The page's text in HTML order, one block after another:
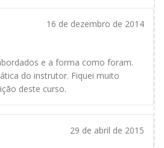
16 de dezembro de 2014
e a forma como foram.
do instrutor. Fiquei muito
deste curso.
29 de abril de 2015